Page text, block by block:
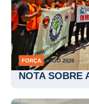
FORÇA 5 AGO 2026
NOTA SOBRE